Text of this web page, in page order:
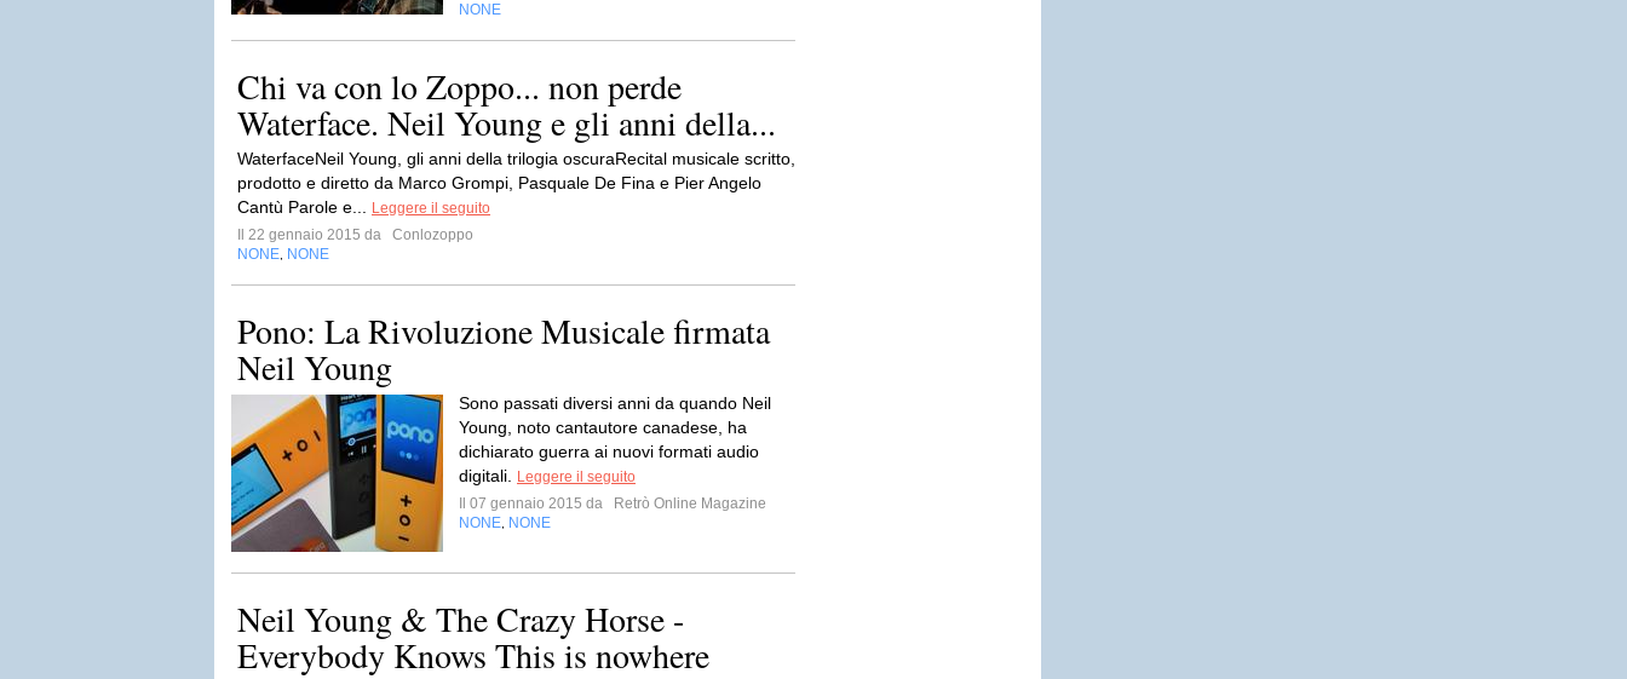
NONE
Chi va con lo Zoppo... non perde
Waterface. Neil Young e gli anni della...
WaterfaceNeil Young, gli anni della trilogia oscuraRecital musicale scritto,
prodotto e diretto da Marco Grompi, Pasquale De Fina e Pier Angelo
Cantù Parole e...
Leggere il seguito
Il 22 gennaio 2015 da
Conlozoppo
NONE NONE
Pono: La Rivoluzione Musicale firmata
Neil Young
Sono passati diversi anni da quando Neil
Young, noto cantautore canadese, ha
dichiarato guerra ai nuovi formati audio
digitali.
Leggere il seguito
Il 07 gennaio 2015 da
Retrò Online Magazine
NONE NONE
Neil Young & The Crazy Horse -
Everybody Knows This is nowhere